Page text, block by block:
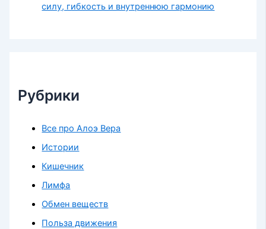
силу, гибкость и внутреннюю гармонию
Рубрики
Все про Алоэ Вера
Истории
Кишечник
Лимфа
Обмен веществ
Польза движения